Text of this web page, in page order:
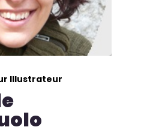
Illustrateur